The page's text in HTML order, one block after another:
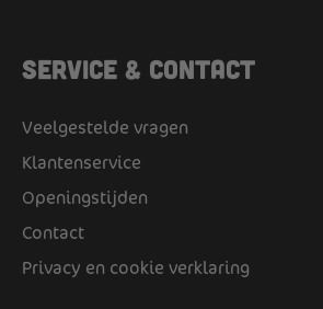
Service & Contact
Veelgestelde vragen
Klantenservice
Openingstijden
Contact
Privacy en cookie verklaring